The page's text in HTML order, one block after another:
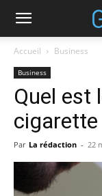
Accueil Business
Business
Quel est
cigarette
Par La rédaction - 22